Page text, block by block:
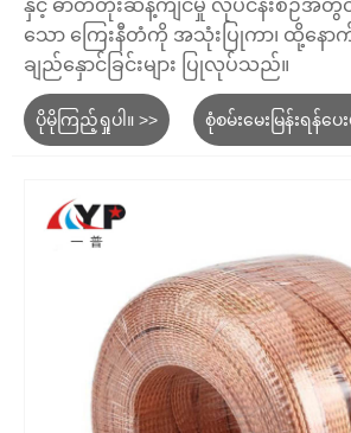
နှင့် ဓာတ်တိုးဆန့်ကျင်မှု လုပ်ငန်းစဉ်အတွင်
သော ကြေးနီတံကို အသုံးပြုကာ၊ ထို့နောက်
ချည်နှောင်ခြင်းများ ပြုလုပ်သည်။
ပိုမိုကြည့်ရှုပါ။ >> စုံစမ်းမေးမြန်းရန်ပေ